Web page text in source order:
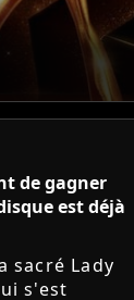
de gagner
est déjà
sacré Lady
s'est